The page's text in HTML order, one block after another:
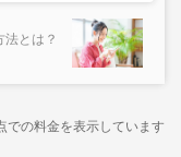
法とは？
での料金を表示しています